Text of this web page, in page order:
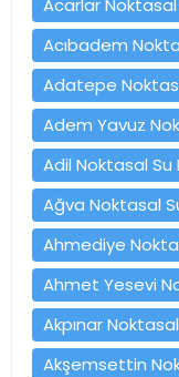
Acıbadem
Adatepe
Adem Yavuz
Adil Noktasal Su
Ağva Noktasal
Ahmediye
Ahmet Yesevi
Akpınar
Akşemsettin